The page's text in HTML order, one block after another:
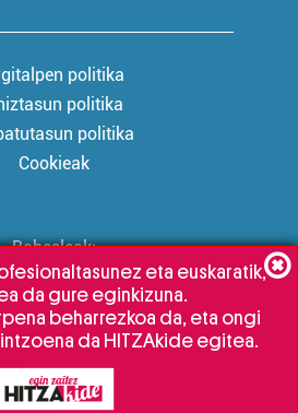
politika
politika
politika
Cookieak
Babesleak:
eta euskaratik,
da gure eginkizuna.
beharrezkoa da, eta ongi
da HITZAkide egitea.